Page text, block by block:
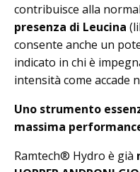
contribuisce alla
presenza di Leucina
consente anche un
indicato in chi è
intensità come accade
Uno strumento
massima
Ramtech® Hydro è già